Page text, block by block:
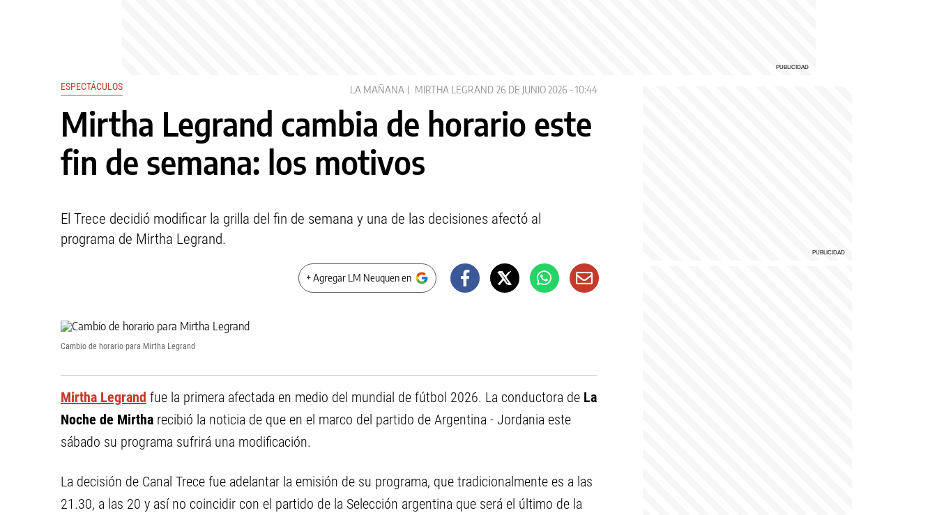
ESPECTÁCULOS LA MAÑANA MIRTHA LEGRAND 26 DE JUNIO 2026 - 10:44
Mirtha Legrand cambia de horario este
fin de semana: los motivos
El Trece decidió modificar la grilla del fin de semana y una de las decisiones afectó al
programa de Mirtha Legrand.
+ Agregar LM Neuquen en
Cambio de horario para Mirtha Legrand
Mirtha Legrand fue la primera afectada en medio del mundial de fútbol 2026. La conductora de La
Noche de Mirtha recibió la noticia de que en el marco del partido de Argentina - Jordania este
sábado su programa sufrirá una modificación.
La decisión de Canal Trece fue adelantar la emisión de su programa, que tradicionalmente es a las
21.30, a las 20 y así no coincidir con el partido de la Selección argentina que será el último de la